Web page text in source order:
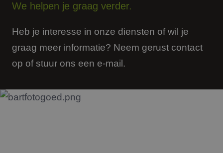
We helpen je graag verder.
Heb je interesse in onze diensten of wil je
graag meer informatie? Neem gerust contact
op of stuur ons een e-mail.